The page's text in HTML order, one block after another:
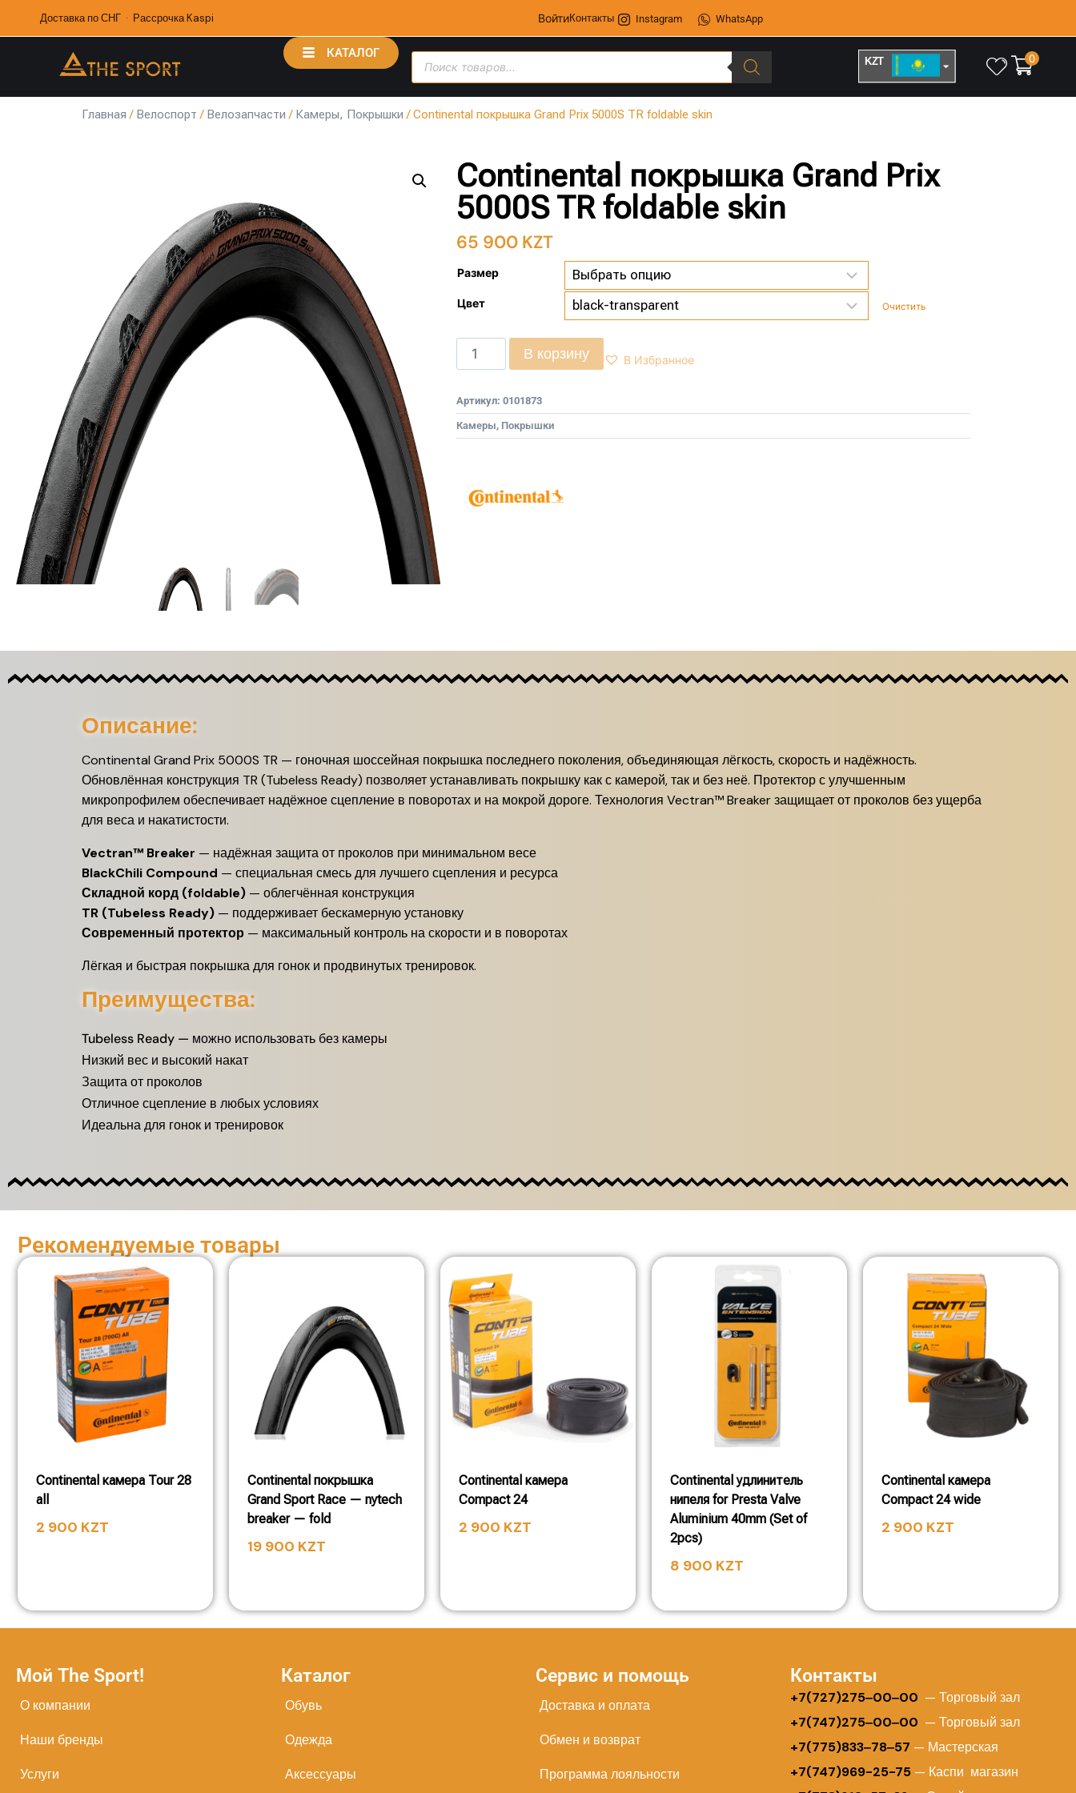
Доставка по СНГ · Рассрочка Kaspi ВойтиКонтакты Instagram WhatsApp
КАТАЛОГ
KZT 0
Главная / Велоспорт / Велозапчасти / Камеры, Покрышки / Continental покрышка Grand Prix 5000S TR foldable skin
Continental покрышка Grand Prix
5000S TR foldable skin
65 900 KZT
Размер
Цвет Очистить
В корзину В Избранное
Артикул: 0101873
Камеры, Покрышки
Описание:
Continental Grand Prix 5000S TR — гоночная шоссейная покрышка последнего поколения, объединяющая лёгкость, скорость и надёжность.
Обновлённая конструкция TR (Tubeless Ready) позволяет устанавливать покрышку как с камерой, так и без неё. Протектор с улучшенным
микропрофилем обеспечивает надёжное сцепление в поворотах и на мокрой дороге. Технология Vectran™ Breaker защищает от проколов без ущерба
для веса и накатистости.
Vectran™ Breaker — надёжная защита от проколов при минимальном весе
BlackChili Compound — специальная смесь для лучшего сцепления и ресурса
Складной корд (foldable) — облегчённая конструкция
TR (Tubeless Ready) — поддерживает бескамерную установку
Современный протектор — максимальный контроль на скорости и в поворотах
Лёгкая и быстрая покрышка для гонок и продвинутых тренировок.
Преимущества:
Tubeless Ready — можно использовать без камеры
Низкий вес и высокий накат
Защита от проколов
Отличное сцепление в любых условиях
Идеальна для гонок и тренировок
Рекомендуемые товары
Continental камера Tour 28
all
2 900 KZT
Continental покрышка
Grand Sport Race — nytech
breaker — fold
19 900 KZT
Continental камера
Compact 24
2 900 KZT
Continental удлинитель
нипеля for Presta Valve
Aluminium 40mm (Set of
2pcs)
8 900 KZT
Continental камера
Compact 24 wide
2 900 KZT
Мой The Sport!
О компании
Наши бренды
Услуги
Каталог
Обувь
Одежда
Аксессуары
Сервис и помощь
Доставка и оплата
Обмен и возврат
Программа лояльности
Контакты
+7(727)275‒00‒00 — Торговый зал
+7(747)275‒00‒00 — Торговый зал
+7(775)833‒78‒57 — Мастерская
+7(747)969-25-75— Каспи магазин